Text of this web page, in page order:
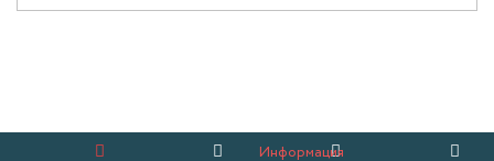
Информация